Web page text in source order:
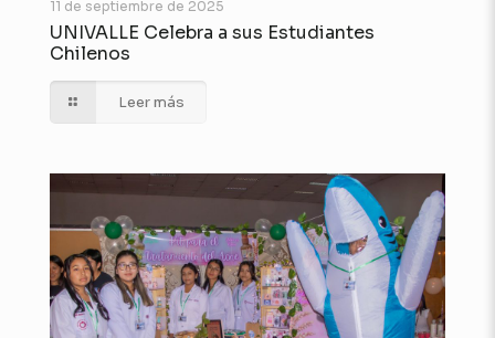
11 de septiembre de 2025
UNIVALLE Celebra a sus Estudiantes
Chilenos
Leer más